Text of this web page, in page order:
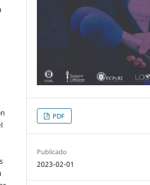
PDF
Publicado
2023-02-01